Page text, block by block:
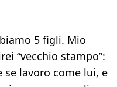
5 figli. Mio
“vecchio stampo”:
se lavoro come lui, e